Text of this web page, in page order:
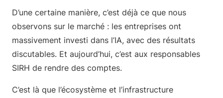
D’une certaine manière, c’est déjà ce que nous
observons sur le marché : les entreprises ont
massivement investi dans l’IA, avec des résultats
discutables. Et aujourd’hui, c’est aux responsables
SIRH de rendre des comptes.
C’est là que l’écosystème et l’infrastructure